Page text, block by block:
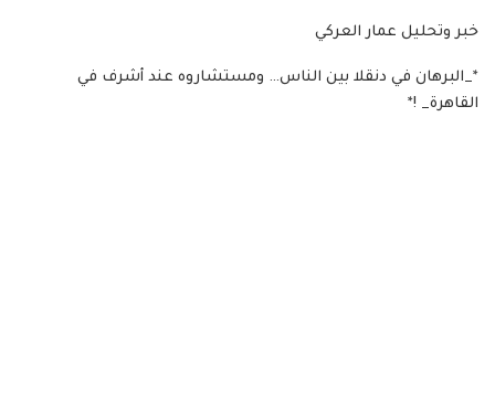
خبر وتحليل عمار العركي
*_البرهان في دنقلا بين الناس… ومستشاروه عند أشرف في
القاهرة_ !*